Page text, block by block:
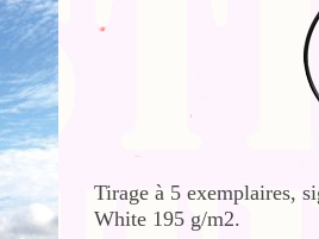
Tirage à 5 exemplaires,
White 195 g/m2.